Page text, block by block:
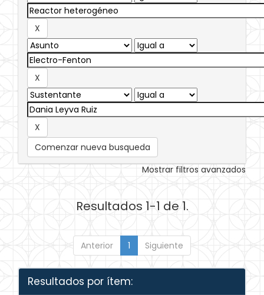
Comenzar nueva busqueda
Mostrar filtros avanzados
Resultados 1-1 de 1.
Anterior 1 Siguiente
Resultados por ítem: